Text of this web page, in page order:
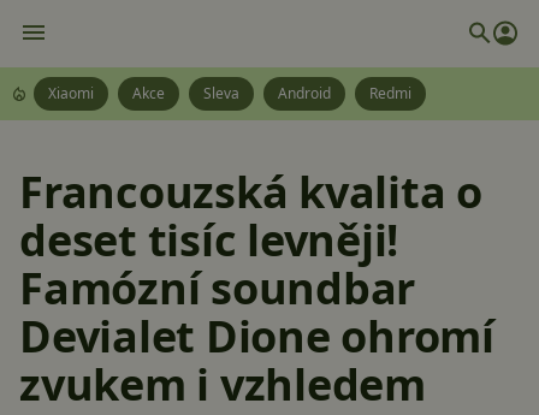
Xiaomi Akce Sleva Android Redmi
Francouzská kvalita o
deset tisíc levněji!
Famózní soundbar
Devialet Dione ohromí
zvukem i vzhledem